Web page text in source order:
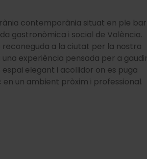
contemporània situat en ple
gastronòmica i social de València.
a la ciutat per la nostra
experiència pensada per a gaudir
elegant i acollidor on es puga
un ambient pròxim i professional.